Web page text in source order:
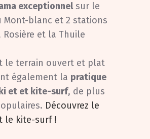
exceptionnelsur le
Mont-blanc et 2 stations
Rosière et la Thuile
le terrain ouvert et plat
également la pratique
et et kite-surf, de plus
Découvrez le
le kite-surf !